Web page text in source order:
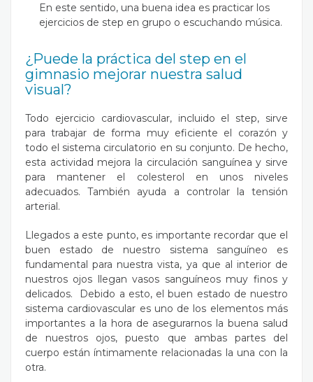
En este sentido, una buena idea es practicar los
ejercicios de step en grupo o escuchando música.
¿Puede la práctica del step en el
gimnasio mejorar nuestra salud
visual?
Todo ejercicio cardiovascular, incluido el step, sirve
para trabajar de forma muy eficiente el corazón y
todo el sistema circulatorio en su conjunto. De hecho,
esta actividad mejora la circulación sanguínea y sirve
para mantener el colesterol en unos niveles
adecuados. También ayuda a controlar la tensión
arterial.
Llegados a este punto, es importante recordar que el
buen estado de nuestro sistema sanguíneo es
fundamental para nuestra vista, ya que al interior de
nuestros ojos llegan vasos sanguíneos muy finos y
delicados. Debido a esto, el buen estado de nuestro
sistema cardiovascular es uno de los elementos más
importantes a la hora de asegurarnos labuena salud
de nuestros ojos, puesto que ambas partes del
cuerpo están íntimamente relacionadas la una con la
otra.